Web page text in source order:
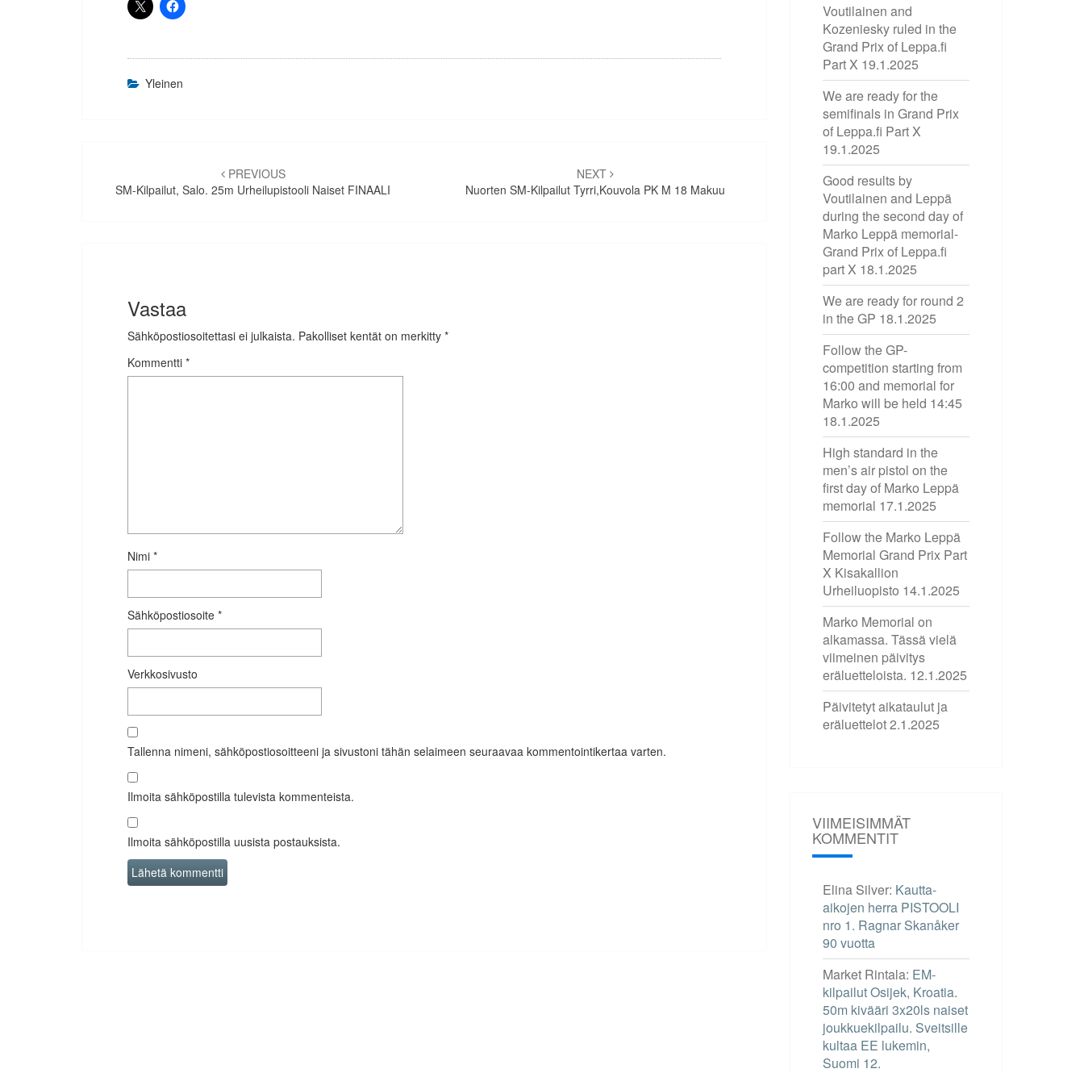
Yleinen
selaus
PREVIOUS
SM-Kilpailut, Salo. 25m Urheilupistooli Naiset FINAALI
NEXT
Nuorten SM-Kilpailut Tyrri,Kouvola PK M 18 Makuu
Vastaa
Sähköpostiosoitettasi ei julkaista. Pakolliset kentät on merkitty *
Kommentti *
Nimi *
Sähköpostiosoite *
Verkkosivusto
Tallenna nimeni, sähköpostiosoitteeni ja sivustoni tähän selaimeen seuraavaa kommentointikertaa varten.
Ilmoita sähköpostilla tulevista kommenteista.
Ilmoita sähköpostilla uusista postauksista.
Voutilainen and
Kozeniesky ruled in the
Grand Prix of Leppa.fi
Part X 19.1.2025
We are ready for the
semifinals in Grand Prix
of Leppa.fi Part X
19.1.2025
Good results by
Voutilainen and Leppä
during the second day of
Marko Leppä memorial-
Grand Prix of Leppa.fi
part X 18.1.2025
We are ready for round 2
in the GP 18.1.2025
Follow the GP-
competition starting from
16:00 and memorial for
Marko will be held 14:45
18.1.2025
High standard in the
men’s air pistol on the
first day of Marko Leppä
memorial 17.1.2025
Follow the Marko Leppä
Memorial Grand Prix Part
X Kisakallion
Urheiluopisto 14.1.2025
Marko Memorial on
alkamassa. Tässä vielä
viimeinen päivitys
eräluetteloista. 12.1.2025
Päivitetyt aikataulut ja
eräluettelot2.1.2025
VIIMEISIMMÄT
KOMMENTIT
Elina Silver: Kautta-
aikojen herra PISTOOLI
nro 1. Ragnar Skanåker
90 vuotta
Market Rintala: EM-
kilpailut Osijek, Kroatia.
50m kivääri 3x20ls naiset
joukkuekilpailu. Sveitsille
kultaa EE lukemin,
Suomi 12.